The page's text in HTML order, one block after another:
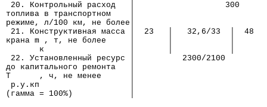
20. Контрольный расход   │                   300
топлива в транспортном    │
режиме, л/100 км, не более│
21. Конструктивная масса │  23   │   32,6/33  │
крана m , т, не более     │       │            │
к                  │       │            │
22. Установленный ресурс │          2300/2100
до капитального ремонта   │
Т      , ч, не менее      │
р.у.кп                   │
(гамма = 100%)            │